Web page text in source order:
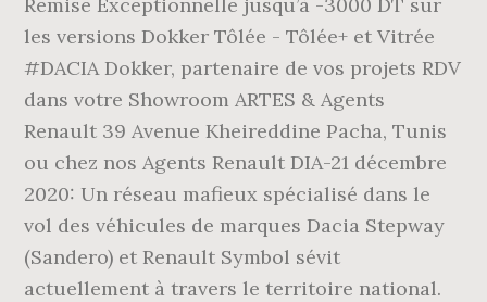
les versions Dokker Tôlée - Tôlée+ et Vitrée
#DACIA Dokker, partenaire de vos projets RDV
dans votre Showroom ARTES & Agents
Renault 39 Avenue Kheireddine Pacha, Tunis
ou chez nos Agents Renault DIA-21 décembre
2020: Un réseau mafieux spécialisé dans le
vol des véhicules de marques Dacia Stepway
(Sandero) et Renault Symbol sévit
actuellement à travers le territoire national.